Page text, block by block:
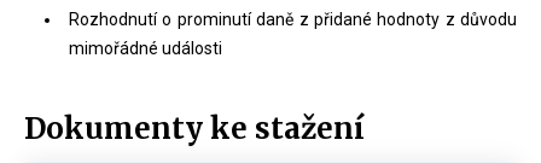
Rozhodnutí o prominutí daně z přidané hodnoty z důvodu
mimořádné události
Dokumenty ke stažení